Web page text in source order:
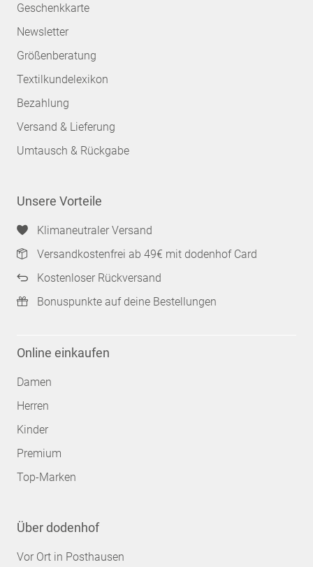
Geschenkkarte
Newsletter
Größenberatung
Textilkundelexikon
Bezahlung
Versand & Lieferung
Umtausch & Rückgabe
Unsere Vorteile
Klimaneutraler Versand
Versandkostenfrei ab 49€ mit dodenhof Card
Kostenloser Rückversand
Bonuspunkte auf deine Bestellungen
Online einkaufen
Damen
Herren
Kinder
Premium
Top-Marken
Über dodenhof
Vor Ort in Posthausen